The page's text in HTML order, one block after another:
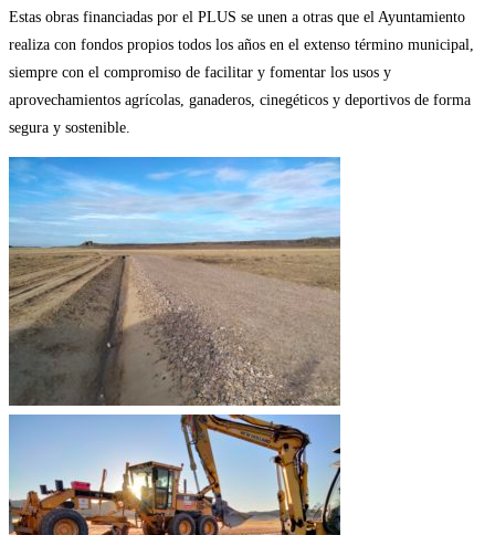
Estas obras financiadas por el PLUS se unen a otras que el Ayuntamiento
realiza con fondos propios todos los años en el extenso término municipal,
siempre con el compromiso de facilitar y fomentar los usos y
aprovechamientos agrícolas, ganaderos, cinegéticos y deportivos de forma
segura y sostenible.